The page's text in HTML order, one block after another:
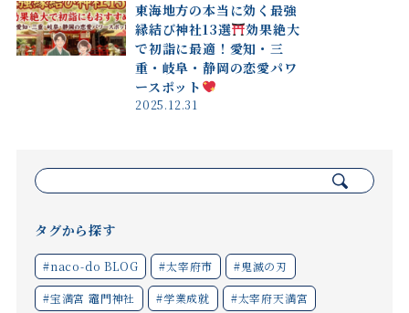
東海地方の本当に効く最強
縁結び神社13選
効果絶大
で初詣に最適！愛知・三
重・岐阜・静岡の恋愛パワ
ースポット
2025.12.31
索:
タグから探す
#naco-do BLOG #太宰府市 #鬼滅の刃
#宝満宮 竈門神社 #学業成就 #太宰府天満宮